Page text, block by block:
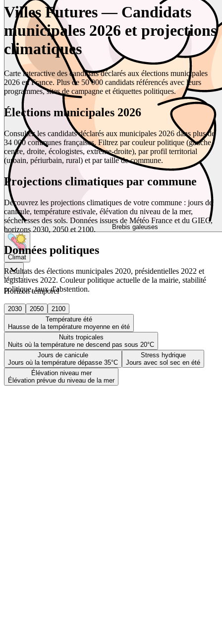
Brebis galeuses
Climat
Horizon temporel
2030 2050
2100
Température été
Hausse de la température moyenne en été
Nuits tropicales
Nuits où la température ne descend pas sous 20°C
Jours de canicule
Jours où la température dépasse 35°C
Stress hydrique
Jours avec sol sec en été
Élévation niveau mer
Élévation prévue du niveau de la mer
Villes Futures — Candidats
municipales 2026 et projections
climatiques
Carte interactive des candidats déclarés aux élections municipales
2026 en France. Plus de 50 000 candidats référencés avec leurs
programmes, sites de campagne et étiquettes politiques.
Élections municipales 2026
Consultez les candidats déclarés aux municipales 2026 dans plus de
34 000 communes françaises. Filtrez par couleur politique (gauche,
centre, droite, écologistes, extrême-droite), par profil territorial
(urbain, périurbain, rural) et par taille de commune.
Projections climatiques par commune
Découvrez les projections climatiques de votre commune : jours de
canicule, température estivale, élévation du niveau de la mer,
sécheresses des sols. Données issues de Météo France et du GIEC,
horizons 2030, 2050 et 2100.
Données politiques
Résultats des élections municipales 2020, présidentielles 2022 et
législatives 2022. Couleur politique actuelle de la mairie, stabilité
politique, taux d'abstention.